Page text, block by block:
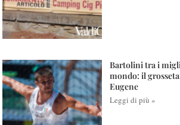
Bartolini tra i
mondo: il
Eugene
Leggi di più »